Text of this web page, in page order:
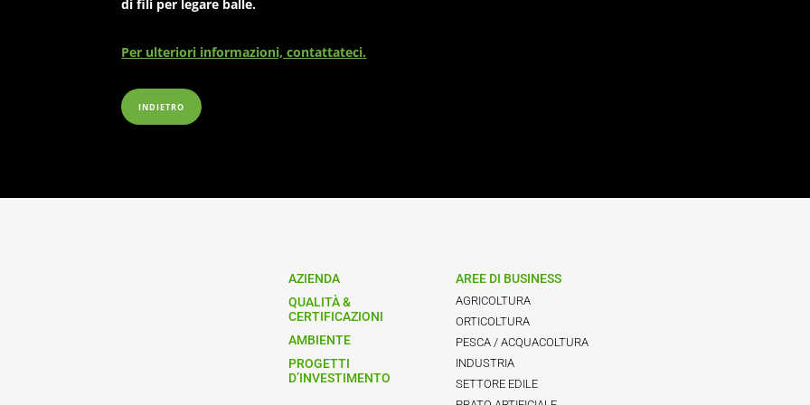
di fili per legare balle.
Per ulteriori informazioni, contattateci.
INDIETRO
AZIENDA
QUALITÀ &
CERTIFICAZIONI
AMBIENTE
PROGETTI
D’INVESTIMENTO
AREE DI BUSINESS
AGRICOLTURA
ORTICOLTURA
PESCA / ACQUACOLTURA
INDUSTRIA
SETTORE EDILE